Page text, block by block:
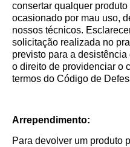
consertar qualquer
ocasionado por mau uso,
nossos técnicos.
solicitação realizada no
previsto para a
o direito de providenciar o
termos do Código de
Arrependimento:
Para devolver um produto